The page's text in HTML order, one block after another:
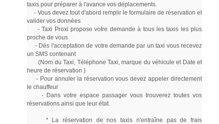
taxis pour préparer à l'avance vos déplacements.
- Vous devez tout d'abord remplir le formulaire de réservation et
valider vos données
- Taxi Proxi propose votre demande à tous les taxis les plus
proche de vous
- Dés l'acceptation de votre demande par un taxi vous recevez
un SMS contenant
(Nom du Taxi, Téléphone Taxi, marque du véhicule et Date et
heure de réservation )
- Pour annuler la réservation vous devez appeler directement
le chauffeur
- Dans votre espace passager vous trouverez toutes vos
réservations ainsi que leur état.
* La réservation de nos taxis n'entraîne pas de frais